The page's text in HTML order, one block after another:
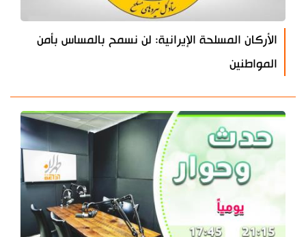
الأركان المسلحة الإيرانية: لن نسمح بالمساس بأمن
المواطنين